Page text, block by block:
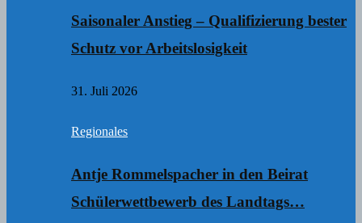
Saisonaler Anstieg – Qualifizierung bester
Schutz vor Arbeitslosigkeit
31. Juli 2026
Regionales
Antje Rommelspacher in den Beirat
Schülerwettbewerb des Landtags…